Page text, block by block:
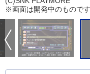
※画面は開発中のものです